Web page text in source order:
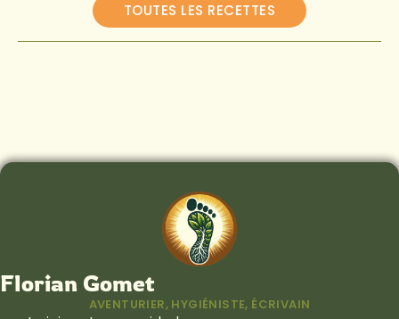
TOUTES LES RECETTES
Florian Gomet
AVENTURIER, HYGIÉNISTE, ÉCRIVAIN